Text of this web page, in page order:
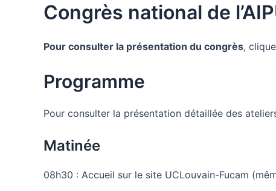
Congrès national de
Pour consulter la présentation du congrès,
Programme
Pour consulter la présentation détaillée des
Matinée
08h30 : Accueil sur le site UCLouvain-Fucam